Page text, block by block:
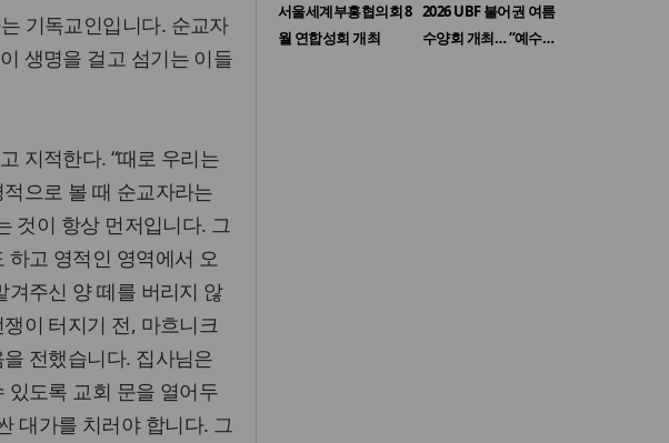
기독교인입니다. 순교자
생명을 걸고 섬기는 이들
지적한다. “때로 우리는
으로 볼 때 순교자라는
것이 항상 먼저입니다. 그
하고 영적인 영역에서 오
겨주신 양 떼를 버리지 않
이 터지기 전, 마흐니크
전했습니다. 집사님은
있도록 교회 문을 열어두
대가를 치러야 합니다. 그
서울세계부흥협의회 8
월 연합성회 개최
2026 UBF 불어권 여름
수양회 개최… “예수…